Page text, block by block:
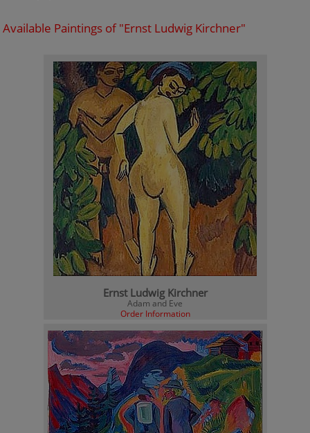
Available Paintings of "Ernst Ludwig Kirchner"
Ernst Ludwig Kirchner
Adam and Eve
Order Information